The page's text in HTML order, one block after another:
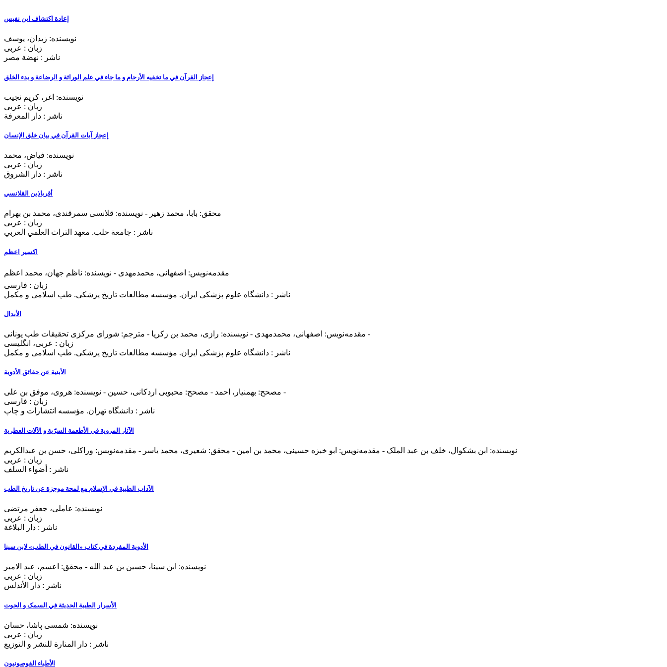
إعادة اکتشاف ابن نفیس
نویسنده: زیدان، یوسف
زبان : عربی
ناشر : نهضة مصر
إعجاز القرآن في ما تخفیه الأرحام و ما جاء في علم الوراثة و الرضاعة و بدء الخلق
نویسنده: اغر، کریم نجیب
زبان : عربی
ناشر : دار المعرفة
إعجاز آيات القرآن في بيان خلق الإنسان
نویسنده: فیاض، محمد
زبان : عربی
ناشر : دار الشروق
أقرباذین القلانسي
محقق: بابا، محمد زهیر - نویسنده: قلانسی سمرقندی، محمد بن بهرام
زبان : عربی
ناشر : جامعة حلب. معهد التراث العلمي العربي
اکسیر اعظم
مقدمهنويس: اصفهانی، محمدمهدی - نویسنده: ناظم جهان، محمد اعظم
زبان : فارسی
ناشر : دانشگاه علوم پزشكی ايران. مؤسسه مطالعات تاريخ پزشکی. طب اسلامی و مکمل
الأبدال
مقدمه‌نويس: اصفهانی، محمدمهدی - نویسنده: رازی، محمد بن زکریا - مترجم: شورای مرکزی تحقیقات طب یونانی -
زبان : عربی، انگلیسی
ناشر : دانشگاه علوم پزشكی ايران. مؤسسه مطالعات تاريخ پزشکی. طب اسلامی و مکمل
الأبنیة عن حقائق الأدویة
مصحح: بهمنیار، احمد - مصحح: محبوبی اردکانی، حسین - نویسنده: هروی، موفق بن علی -
زبان : فارسی
ناشر : دانشگاه تهران. مؤسسه انتشارات و چاپ
الآثار المرویة في الأطعمة السرّیة و الآلات العطریة
نویسنده: ابن بشکوال، خلف بن عبد الملک - مقدمه‌نويس: ابو خبزه حسینی، محمد بن امین - محقق: شعیری، محمد یاسر - مقدمه‌نويس: وراکلی، حسن بن عبدالکریم
زبان : عربی
ناشر : أضواء السلف
الآداب الطبیة في الإسلام مع لمحة موجزة عن تاریخ الطب
نویسنده: عاملی، جعفر مرتضی
زبان : عربی
ناشر : دار البلاغة
الأدویة المفردة في کتاب «القانون في الطب» لابن سینا
نویسنده: ابن سینا، حسین بن عبد الله - محقق: اعسم، عبد الامیر
زبان : عربی
ناشر : دار الأندلس
الأسرار الطبية الحديثة في السمک و الحوت
نویسنده: شمسی پاشا، حسان
زبان : عربی
ناشر : دار المنارة للنشر و التوزیع
الأطباء القوصونیون